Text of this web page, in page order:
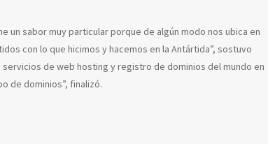
un sabor muy particular porque de algún modo nos ubica en
con lo que hicimos y hacemos en la Antártida”, sostuvo
de web hosting y registro de dominios del mundo en
de dominios”, finalizó.